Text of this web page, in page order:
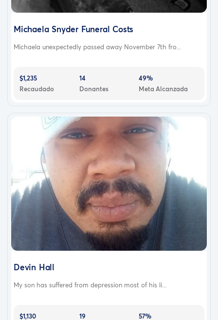
Michaela Snyder Funeral Costs
Michaela unexpectedly passed away November 7th fro...
$1,235
Recaudado
14
Donantes
49%
Meta Alcanzada
Devin Hall
My son has suffered from depression most of his li...
$1,130 19 57%